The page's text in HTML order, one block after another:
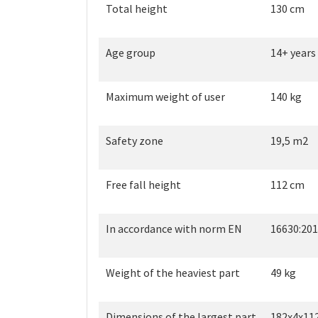
Total height 130 cm
Age group 14+ years
Maximum weight of user 140 kg
Safety zone 19,5 m2
Free fall height 112 cm
In accordance with norm EN
Weight of the heaviest part 49 kg